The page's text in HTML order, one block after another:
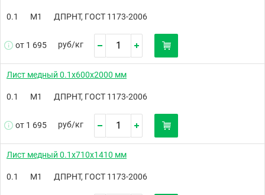
0.1 М1 ДПРНТ, ГОСТ 1173-2006
от 1 695 руб/кг
Лист медный 0.1х600х2000 мм
0.1 М1 ДПРНТ, ГОСТ 1173-2006
от 1 695 руб/кг
Лист медный 0.1х710х1410 мм
0.1 М1 ДПРНТ, ГОСТ 1173-2006